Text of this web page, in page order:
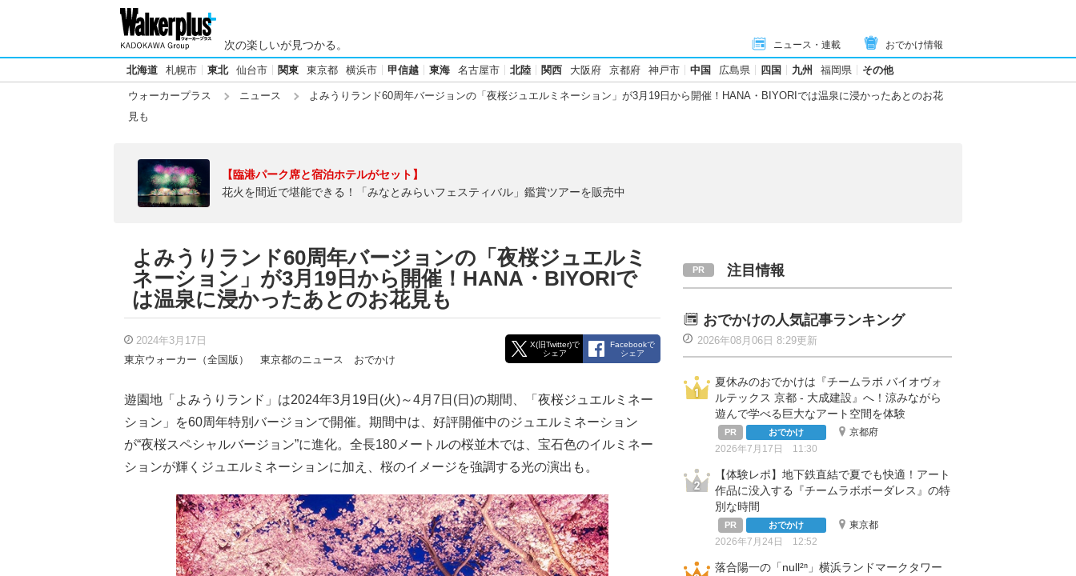
次の楽しいが見つかる。 ニュース・連載 おでかけ情報
北海道 札幌市 東北 仙台市 関東 東京都 横浜市 甲信越 東海 名古屋市 北陸 関西 大阪府 京都府 神戸市 中国 広島県 四国 九州 福岡県 その他
ウォーカープラス ニュース
よみうりランド60周年バージョンの「夜桜ジュエルミネーション」が3月19日から開催！HANA・BIYORIでは温泉に浸かったあとのお花
見も
【臨港パーク席と宿泊ホテルがセット】
花火を間近で堪能できる！「みなとみらいフェスティバル」鑑賞ツアーを販売中
よみうりランド60周年バージョンの「夜桜ジュエルミ
ネーション」が3月19日から開催！HANA・BIYORIで
は温泉に浸かったあとのお花見も
2024年3月17日
東京ウォーカー（全国版）
東京都のニュース おでかけ
X(旧Twitter)で
シェア
Facebookで
シェア
遊園地「よみうりランド」は2024年3月19日(火)～4月7日(日)の期間、「夜桜ジュエルミネー
ション」を60周年特別バージョンで開催。期間中は、好評開催中のジュエルミネーション
が“夜桜スペシャルバージョン”に進化。全長180メートルの桜並木では、宝石色のイルミネー
ションが輝くジュエルミネーションに加え、桜のイメージを強調する光の演出も。
注目情報
おでかけの人気記事ランキング
2026年08月06日 8:29更新
夏休みのおでかけは『チームラボ バイオヴォ
ルテックス 京都 - 大成建設』へ！涼みながら
遊んで学べる巨大なアート空間を体験
おでかけ
京都府
2026年7月17日 11:30
【体験レポ】地下鉄直結で夏でも快適！アート
作品に没入する『チームラボボーダレス』の特
別な時間
おでかけ
東京都
2026年7月24日 12:52
落合陽一の「null²ⁿ」横浜ランドマークタワー